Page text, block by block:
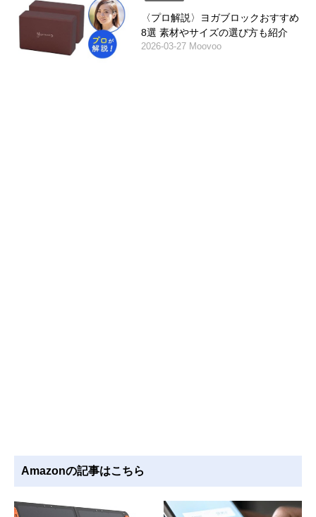
〈プロ解説〉ヨガブロックおすすめ
8選 素材やサイズの選び方も紹介
2026-03-27 Moovoo
Amazonの記事はこちら